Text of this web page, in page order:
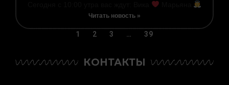
Читать новость »
1 2 3 … 39
КОНТАКТЫ